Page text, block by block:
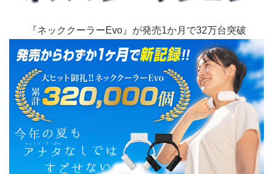
『ネッククーラーEvo』が発売1か月で32万台突破